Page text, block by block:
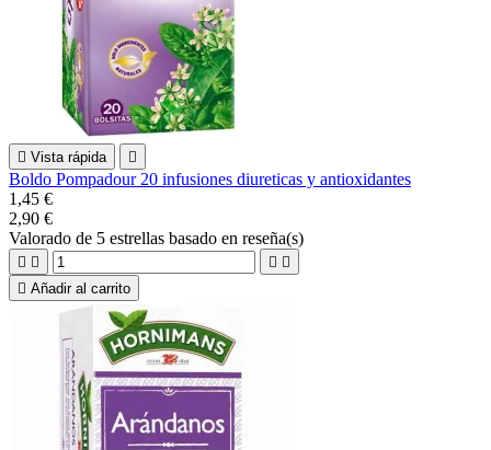
 Vista rápida 
Boldo Pompadour 20 infusiones diureticas y antioxidantes
1,45 €
2,90 €
Valorado de 5 estrellas basado en reseña(s)
   
 Añadir al carrito